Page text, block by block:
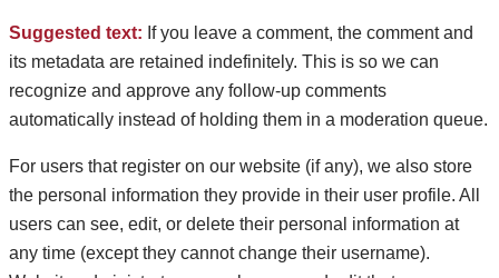
Suggested text: If you leave a comment, the comment and
its metadata are retained indefinitely. This is so we can
recognize and approve any follow-up comments
automatically instead of holding them in a moderation queue.
For users that register on our website (if any), we also store
the personal information they provide in their user profile. All
users can see, edit, or delete their personal information at
any time (except they cannot change their username).